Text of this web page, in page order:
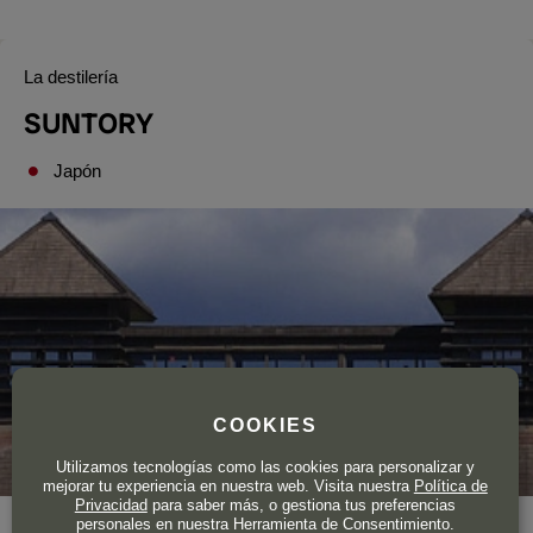
La destilería
SUNTORY
Japón
COOKIES
Utilizamos tecnologías como las cookies para personalizar y
mejorar tu experiencia en nuestra web. Visita nuestra Política de
Privacidadpara saber más, o gestiona tus preferencias
personales en nuestra Herramienta de Consentimiento.